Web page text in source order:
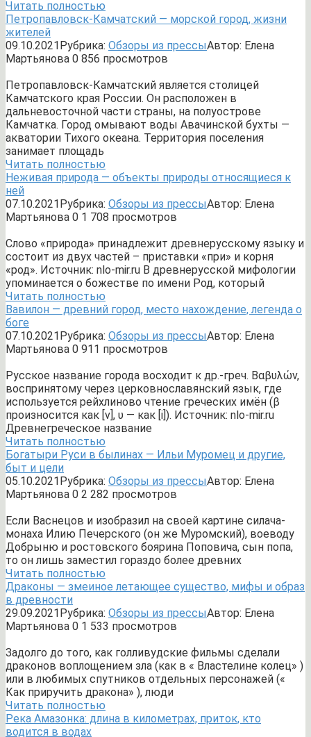
Читать полностью
Петропавловск-Камчатский — морской город, жизни
жителей
09.10.2021Рубрика: Обзоры из прессыАвтор: Елена
Мартьянова 0 856 просмотров
Петропавловск-Камчатский является столицей
Камчатского края России. Он расположен в
дальневосточной части страны, на полуострове
Камчатка. Город омывают воды Авачинской бухты —
акватории Тихого океана. Территория поселения
занимает площадь
Читать полностью
Неживая природа — объекты природы относящиеся к
ней
07.10.2021Рубрика: Обзоры из прессыАвтор: Елена
Мартьянова 0 1 708 просмотров
Слово «природа» принадлежит древнерусскому языку и
состоит из двух частей – приставки «при» и корня
«род». Источник: nlo-mir.ru В древнерусской мифологии
упоминается о божестве по имени Род, который
Читать полностью
Вавилон — древний город, место нахождение, легенда о
боге
07.10.2021Рубрика: Обзоры из прессыАвтор: Елена
Мартьянова 0 911 просмотров
Русское название города восходит к др.-греч. Βαβυλών,
воспринятому через церковнославянский язык, где
используется рейхлиново чтение греческих имён (β
произносится как [v], υ — как [i]). Источник: nlo-mir.ru
Древнегреческое название
Читать полностью
Богатыри Руси в былинах — Ильи Муромец и другие,
быт и цели
05.10.2021Рубрика: Обзоры из прессыАвтор: Елена
Мартьянова 0 2 282 просмотров
Если Васнецов и изобразил на своей картине силача-
монаха Илию Печерского (он же Муромский), воеводу
Добрыню и ростовского боярина Поповича, сын попа,
то он лишь заместил гораздо более древних
Читать полностью
Драконы — змеиное летающее существо, мифы и образ
в древности
29.09.2021Рубрика: Обзоры из прессыАвтор: Елена
Мартьянова 0 1 533 просмотров
Задолго до того, как голливудские фильмы сделали
драконов воплощением зла (как в « Властелине колец» )
или в любимых спутников отдельных персонажей («
Как приручить дракона» ), люди
Читать полностью
Река Амазонка: длина в километрах, приток, кто
водится в водах